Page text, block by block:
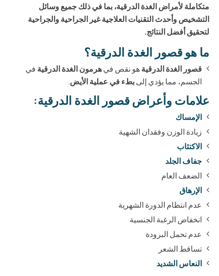
متكاملة لأمراض الغدة الدرقية، بما في ذلك جميع وسائل
التشخيص وأحدث التقنيات العلاجية غير الجراحية والجراحية
لتحقيق أفضل النتائج.
ما هو قصور الغدة الدرقية؟
قصور الغدة الدرقيةهو نقص فيهرمون الغدة الدرقية في
الجسم، مما يؤدي إلىبطء في عملية الأيض.
علامات وأعراض قصور الغدة الدرقية:
الإمساك
زيادة الوزن وفقدان الشهية
الاكتئاب
جفاف الجلد
الضعف العام
الإرهاق
عدم انتظام الدورة الشهرية
انخفاض الرغبة الجنسية
عدم تحمل البرودة
تساقط الشعر
النعاس الشديد